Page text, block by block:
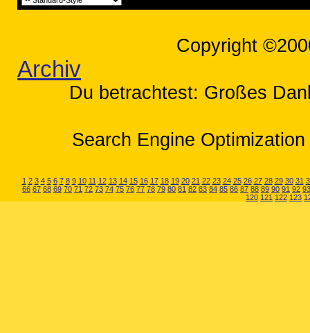
Copyright
Archiv
Du betrachtest: Großes
Search Engine
1 2 3 4 5 6 7 8 9 10 11 12 13 14 15 16 17 18 19 20 21 22 23 24 25 26 27 28 29 30 31
66 67 68 69 70 71 72 73 74 75 76 77 78 79 80 81 82 83 84 85 86 87 88 89 90 91 92 93
120 121 122 123